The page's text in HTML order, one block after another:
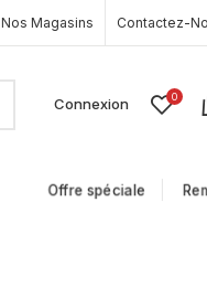
Nos Magasins Contactez-
Connexion 0
Offre spéciale